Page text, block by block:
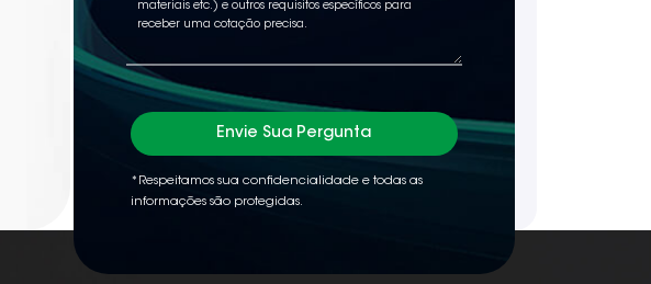
Envie Sua Pergunta
*Respeitamos sua confidencialidade e todas as
informações são protegidas.